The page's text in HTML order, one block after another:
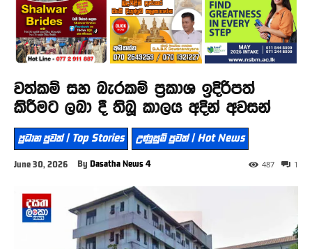
වත්කම් සහ බැරකම් ප්‍රකාශ ඉදිරිපත්
කිරීමට ලබා දී තිබූ කාලය අදින් අවසන්
ප්‍රධාන පුවත් | Top Stories උණුසුම් පුවත් | Hot News
June 30, 2026 By Dasatha News 4 1
487